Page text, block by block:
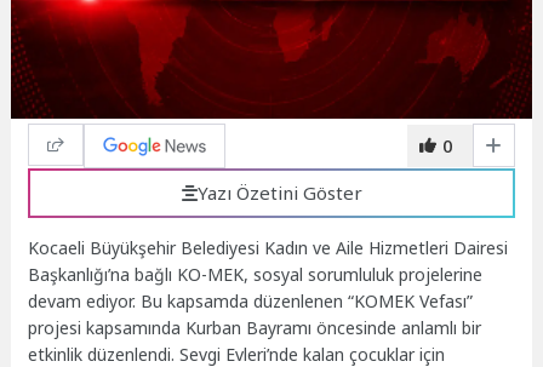
0
Yazı Özetini Göster
Kocaeli Büyükşehir Belediyesi Kadın ve Aile Hizmetleri Dairesi
Başkanlığı’na bağlı KO-MEK, sosyal sorumluluk projelerine
devam ediyor. Bu kapsamda düzenlenen “KOMEK Vefası”
projesi kapsamında Kurban Bayramı öncesinde anlamlı bir
etkinlik düzenlendi. Sevgi Evleri’nde kalan çocuklar için